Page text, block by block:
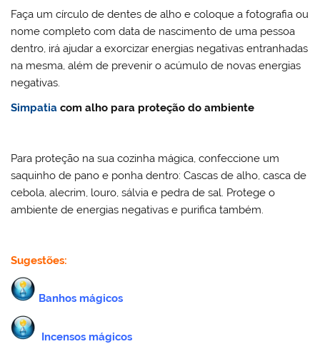
Faça um círculo de dentes de alho e coloque a fotografia ou
nome completo com data de nascimento de uma pessoa
dentro, irá ajudar a exorcizar energias negativas entranhadas
na mesma, além de prevenir o acúmulo de novas energias
negativas.
Simpatia com alho para proteção do ambiente
Para proteção na sua cozinha mágica, confeccione um
saquinho de pano e ponha dentro: Cascas de alho, casca de
cebola, alecrim, louro, sálvia e pedra de sal. Protege o
ambiente de energias negativas e purifica também.
Sugestões:
Banhos mágicos
Incensos mágicos